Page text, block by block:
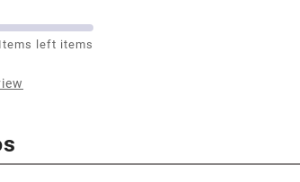
Items left items